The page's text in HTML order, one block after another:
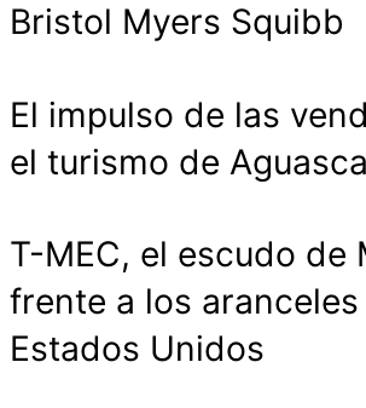
Bristol Myers Squibb
El impulso de las
el turismo de
T-MEC, el escudo de
frente a los aranceles
Estados Unidos